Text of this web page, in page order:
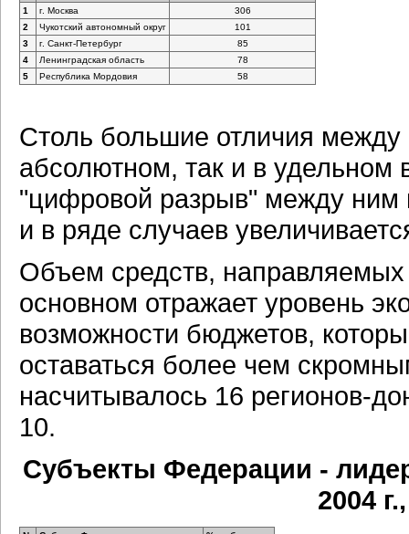
1
г. Москва
306
2
Чукотский автономный округ
101
3
г. Санкт-Петербург
85
4
Ленинградская область
78
5
Республика Мордовия 58
Столь большие отличия между
абсолютном, так и в удельном
"цифровой разрыв" между ним
и в ряде случаев
Объем средств,
основном отражает уровень
возможности бюджетов,
оставаться более чем
насчитывалось 16 регионов-
10.
Субъекты Федерации -
2004